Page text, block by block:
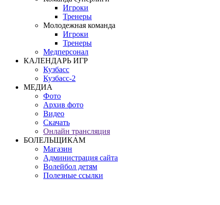
Игроки
Тренеры
Молодежная команда
Игроки
Тренеры
Медперсонал
КАЛЕНДАРЬ ИГР
Кузбасс
Кузбасс-2
МЕДИА
Фото
Архив фото
Видео
Скачать
Онлайн трансляция
БОЛЕЛЬЩИКАМ
Магазин
Администрация сайта
Волейбол детям
Полезные ссылки